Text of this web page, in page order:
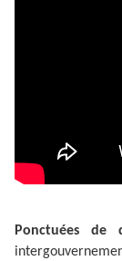
Ponctuées de